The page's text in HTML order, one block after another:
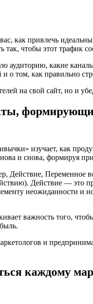
как привлечь
чтобы этот трафик
какие
о том, как правильно
на свой сайт, но и
изучает, как
и снова, формируя
Действие,
Действие — это
неожиданности
важность того,
и
каждому